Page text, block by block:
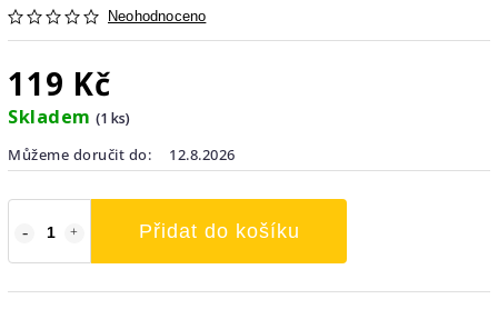
Neohodnoceno
119 Kč
Skladem (1 ks)
Můžeme doručit do:
12.8.2026
Přidat do košíku